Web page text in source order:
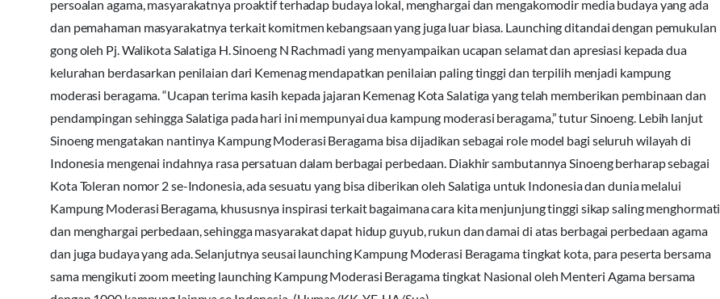
persoalan agama, masyarakatnya proaktif terhadap budaya lokal, menghargai dan mengakomodir media budaya yang ada
dan pemahaman masyarakatnya terkait komitmen kebangsaan yang juga luar biasa. Launching ditandai dengan pemukulan
gong oleh Pj. Walikota Salatiga H. Sinoeng N Rachmadi yang menyampaikan ucapan selamat dan apresiasi kepada dua
kelurahan berdasarkan penilaian dari Kemenag mendapatkan penilaian paling tinggi dan terpilih menjadi kampung
moderasi beragama. “Ucapan terima kasih kepada jajaran Kemenag Kota Salatiga yang telah memberikan pembinaan dan
pendampingan sehingga Salatiga pada hari ini mempunyai dua kampung moderasi beragama,” tutur Sinoeng. Lebih lanjut
Sinoeng mengatakan nantinya Kampung Moderasi Beragama bisa dijadikan sebagai role model bagi seluruh wilayah di
Indonesia mengenai indahnya rasa persatuan dalam berbagai perbedaan. Diakhir sambutannya Sinoeng berharap sebagai
Kota Toleran nomor 2 se-Indonesia, ada sesuatu yang bisa diberikan oleh Salatiga untuk Indonesia dan dunia melalui
Kampung Moderasi Beragama, khususnya inspirasi terkait bagaimana cara kita menjunjung tinggi sikap saling menghormati
dan menghargai perbedaan, sehingga masyarakat dapat hidup guyub, rukun dan damai di atas berbagai perbedaan agama
dan juga budaya yang ada. Selanjutnya seusai launching Kampung Moderasi Beragama tingkat kota, para peserta bersama
sama mengikuti zoom meeting launching Kampung Moderasi Beragama tingkat Nasional oleh Menteri Agama bersama